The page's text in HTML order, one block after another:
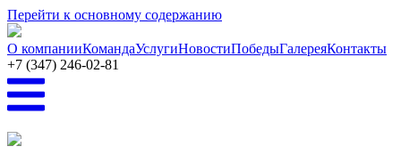
Перейти к основному содержанию
О компанииКомандаУслугиНовостиПобедыГалереяКонтакты
+7 (347) 246-02-81